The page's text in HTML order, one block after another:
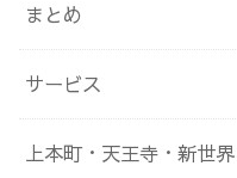
まとめ
サービス
上本町・天王寺・新世界